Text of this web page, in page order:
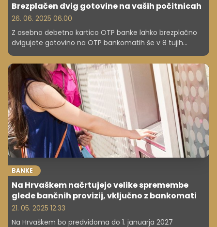
Brezplačen dvig gotovine na vaših počitnicah
26. 06. 2025 06.00
Z osebno debetno kartico OTP banke lahko brezplačno
dvigujete gotovino na OTP bankomatih še v 8 tujih
državah
BANKE
Na Hrvaškem načrtujejo velike spremembe
glede bančnih provizij, vključno z bankomati
21. 05. 2025 12.33
Na Hrvaškem bo predvidoma do 1. januarja 2027